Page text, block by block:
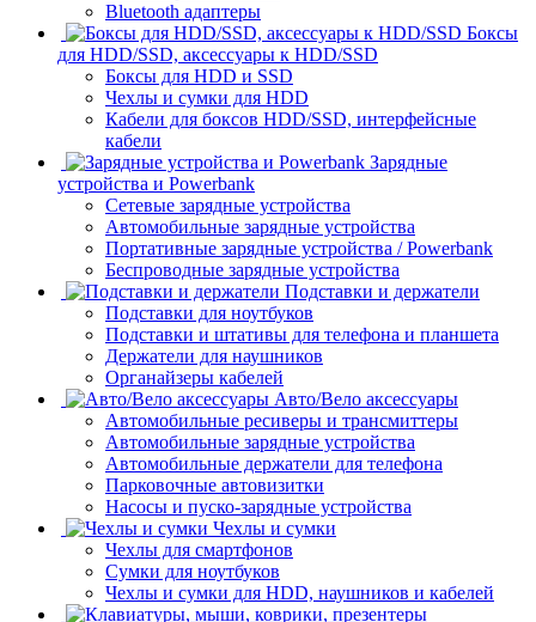
Bluetooth адаптеры
Боксы
для HDD/SSD, аксессуары к HDD/SSD
Боксы для HDD и SSD
Чехлы и сумки для HDD
Кабели для боксов HDD/SSD, интерфейсные
кабели
Зарядные
устройства и Powerbank
Сетевые зарядные устройства
Автомобильные зарядные устройства
Портативные зарядные устройства / Powerbank
Беспроводные зарядные устройства
Подставки и держатели
Подставки для ноутбуков
Подставки и штативы для телефона и планшета
Держатели для наушников
Органайзеры кабелей
Авто/Вело аксессуары
Автомобильные ресиверы и трансмиттеры
Автомобильные зарядные устройства
Автомобильные держатели для телефона
Парковочные автовизитки
Насосы и пуско-зарядные устройства
Чехлы и сумки
Чехлы для смартфонов
Сумки для ноутбуков
Чехлы и сумки для HDD, наушников и кабелей